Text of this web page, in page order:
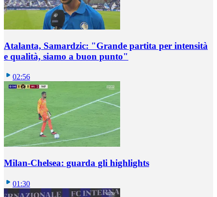
Atalanta, Samardzic: "Grande partita per intensità
e qualità, siamo a buon punto"
02:56
Milan-Chelsea: guarda gli highlights
01:30